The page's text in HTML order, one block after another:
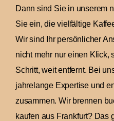
Dann sind Sie in unserem
Sie ein, die vielfältige
Wir sind Ihr persönlicher
nicht mehr nur einen Klick,
Schritt, weit entfernt. Bei
jahrelange Expertise und
zusammen. Wir brennen
kaufen aus Frankfurt? Das